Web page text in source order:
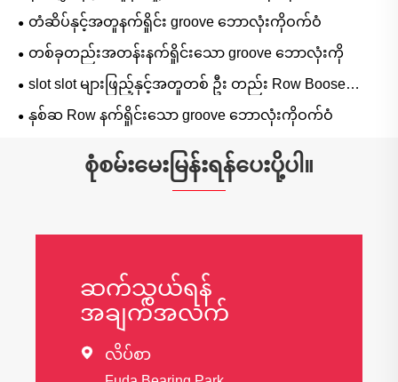
တံဆိပ်နှင့်အတူနက်ရှိုင်း groove ဘောလုံးကိုဝက်ဝံ
တစ်ခုတည်းအတန်းနက်ရှိုင်းသော groove ဘောလုံးကို
slot slot များဖြည့်နှင့်အတူတစ် ဦး တည်း Row Boose
ဘောလုံးဝက်ဝံ
နှစ်ဆ Row နက်ရှိုင်းသော groove ဘောလုံးကိုဝက်ဝံ
စုံစမ်းမေးမြန်းရန်ပေးပို့ပါ။
ဆက်သွယ်ရန်
အချက်အလက်
 လိပ်စာ